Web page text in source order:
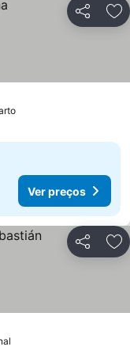
Partilhar
Ver preços
Ver preços
Partilhar
preços